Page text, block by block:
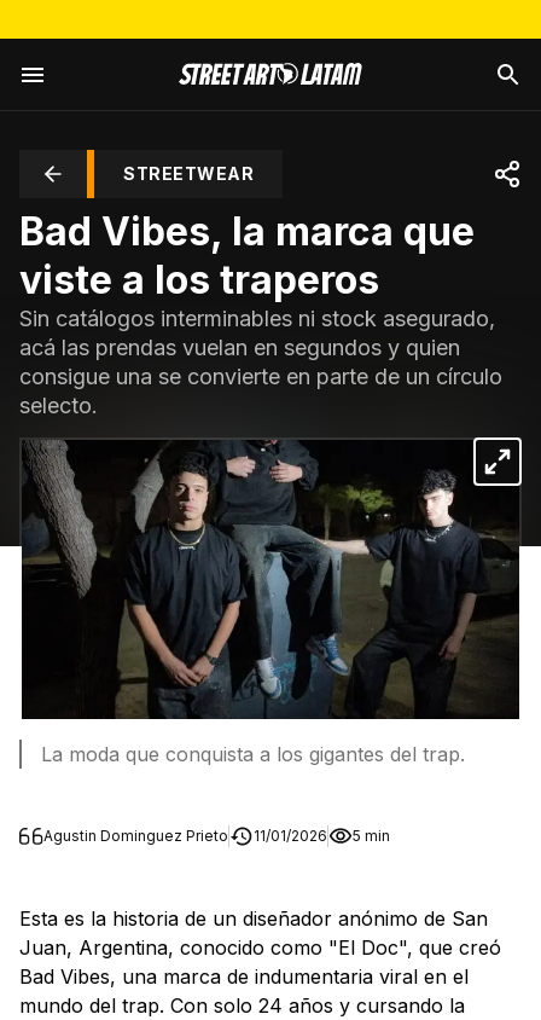
STREETWEAR
Bad Vibes, la marca que
viste a los traperos
Sin catálogos interminables ni stock asegurado,
acá las prendas vuelan en segundos y quien
consigue una se convierte en parte de un círculo
selecto.
La moda que conquista a los gigantes del trap.
Agustin Dominguez Prieto 11/01/2026 5 min
Esta es la historia de un diseñador anónimo de San
Juan, Argentina, conocido como "El Doc", que creó
Bad Vibes, una marca de indumentaria viral en el
mundo del trap. Con solo 24 años y cursando la